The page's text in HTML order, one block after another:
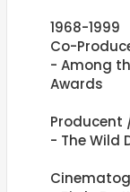
1968-1999
Co-
- Among
Awards
Producent
- The Wild